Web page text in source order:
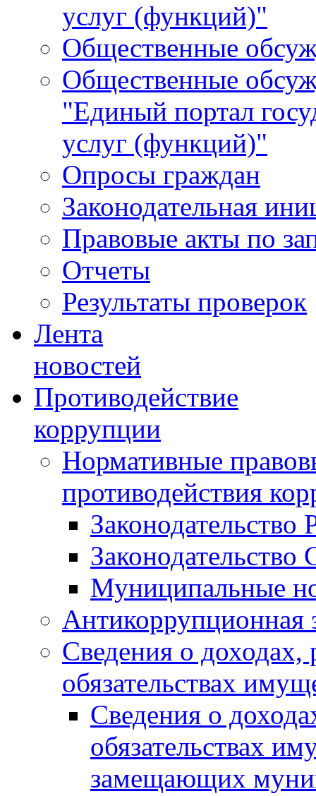
услуг (функций)"
Общественные
Общественные
"Единый портал
услуг (функций)"
Опросы граждан
Законодательная
Правовые акты по
Отчеты
Результаты проверок
Лента
новостей
Противодействие
коррупции
Нормативные
противодействия
Законодательство
Муниципальные
Антикоррупционная
Сведения о доходах,
обязательствах
Сведения о
обязательствах
замещающих